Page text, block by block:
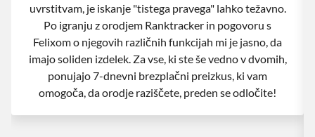
uvrstitvam, je iskanje "tistega pravega" lahko težavno.
Po igranju z orodjem Ranktracker in pogovoru s
Felixom o njegovih različnih funkcijah mi je jasno, da
imajo soliden izdelek. Za vse, ki ste še vedno v dvomih,
ponujajo 7-dnevni brezplačni preizkus, ki vam
omogoča, da orodje raziščete, preden se odločite!